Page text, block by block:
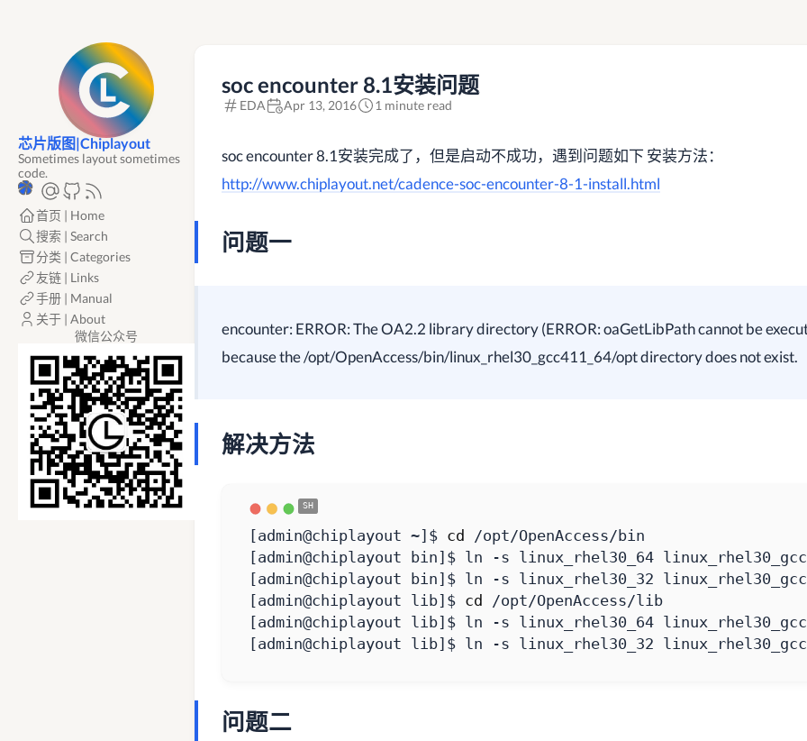
芯片版图|Chiplayout
Sometimes layout sometimes
code.
首页 | Home
搜索 | Search
分类 | Categories
友链 | Links
手册 | Manual
关于 | About
微信公众号
soc encounter 8.1安装问题
EDA Apr 13, 2016 1 minute read
soc encounter 8.1安装完成了，但是启动不成功，遇到问题如下 安装方法：
http://www.chiplayout.net/cadence-soc-encounter-8-1-install.html
问题一
encounter: ERROR: The OA2.2 library directory (ERROR: oaGetLibPath cannot be
because the /opt/OpenAccess/bin/linux_rhel30_gcc411_64/opt directory does not exist.
解决方法
[admin@chiplayout ~] $ cd
[admin@chiplayout bin]
[admin@chiplayout bin]
[admin@chiplayout lib] $ cd
[admin@chiplayout lib]
[admin@chiplayout lib] $ ln -s linux_rhel30_32
问题二